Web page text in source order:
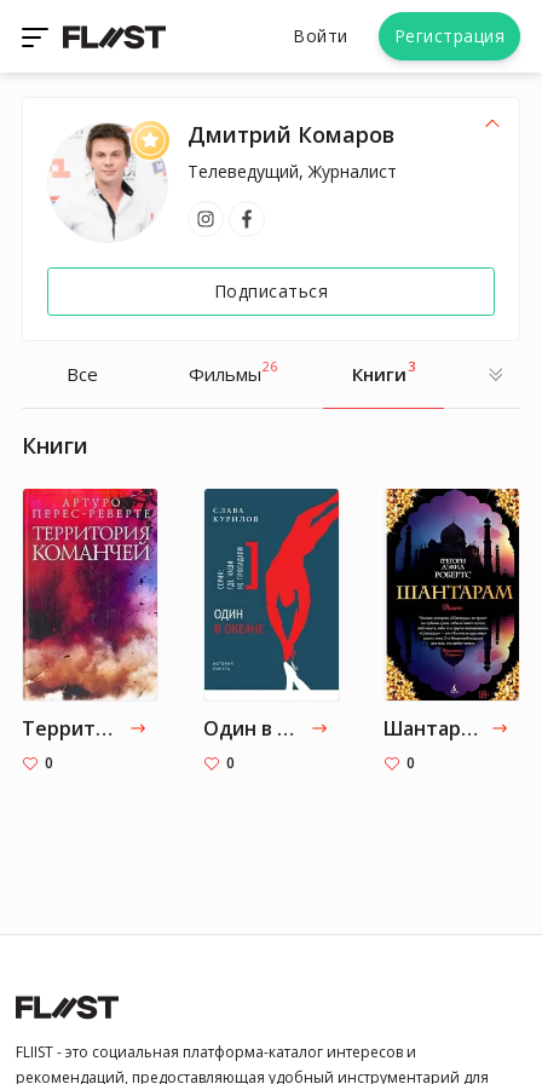
Войти Регистрация
Дмитрий Комаров
Телеведущий, Журналист
Подписаться
Все Фильмы26 Книги3
Книги
Территория команчей
0
Один в океане
0
Шантарам
0
FLIIST - это социальная платформа-каталог интересов и
рекомендаций, предоставляющая удобный инструментарий для